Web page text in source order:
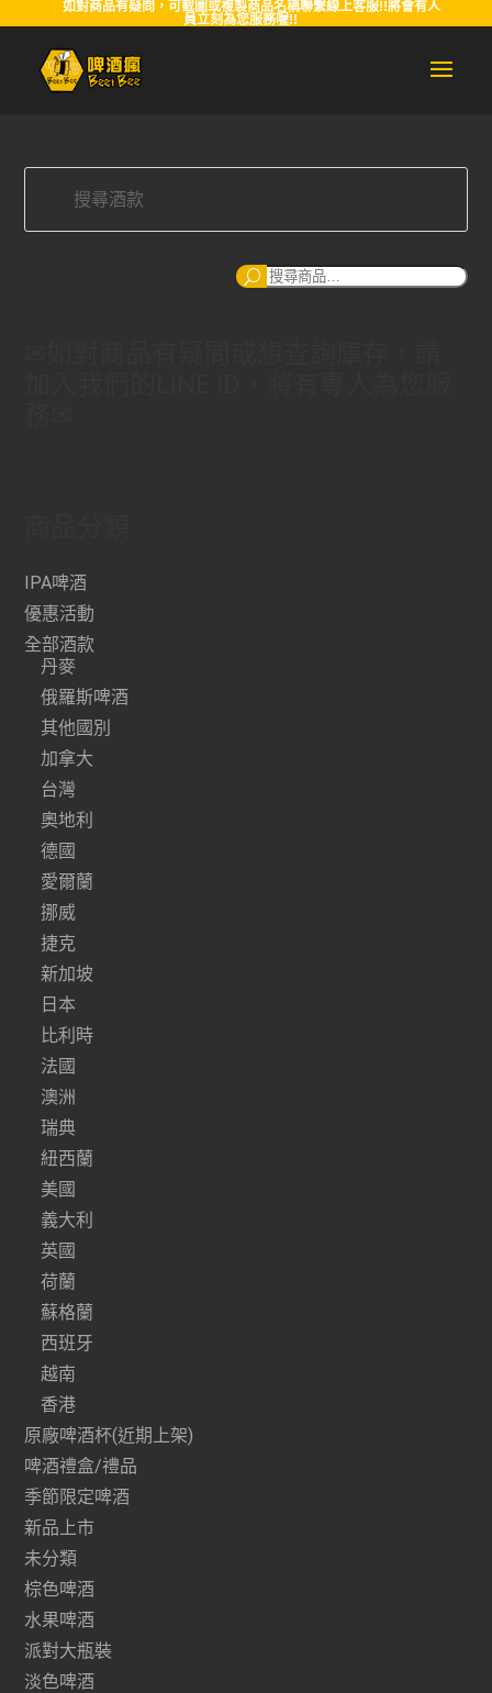
如對商品有疑問，可截圖或複製商品名稱聯繫線上客服!!將會有人
員立刻為您服務喔!!
搜
IPA啤酒
優惠活動
全部酒款
丹麥
俄羅斯啤酒
其他國別
加拿大
台灣
奧地利
德國
愛爾蘭
挪威
捷克
新加坡
日本
比利時
法國
澳洲
瑞典
紐西蘭
美國
義大利
英國
荷蘭
蘇格蘭
西班牙
越南
香港
原廠啤酒杯(近期上架)
啤酒禮盒/禮品
季節限定啤酒
新品上市
未分類
棕色啤酒
水果啤酒
派對大瓶裝
淡色啤酒